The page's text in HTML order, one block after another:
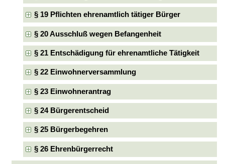
§ 19 Pflichten ehrenamtlich tätiger Bürger
§ 20 Ausschluß wegen Befangenheit
§ 21 Entschädigung für ehrenamtliche Tätigkeit
§ 22 Einwohnerversammlung
§ 23 Einwohnerantrag
§ 24 Bürgerentscheid
§ 25 Bürgerbegehren
§ 26 Ehrenbürgerrecht